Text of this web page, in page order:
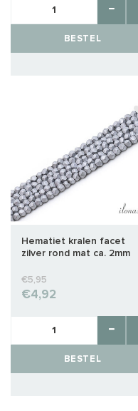
BESTEL
Hematiet kralen facet
zilver rond mat ca. 2mm
€5,95
€4,92
BESTEL